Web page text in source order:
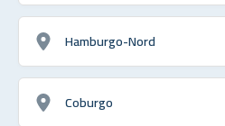
Hamburgo-Nord
Coburgo